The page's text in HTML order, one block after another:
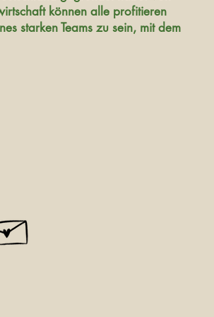
können alle profitieren
starken Teams zu sein, mit dem